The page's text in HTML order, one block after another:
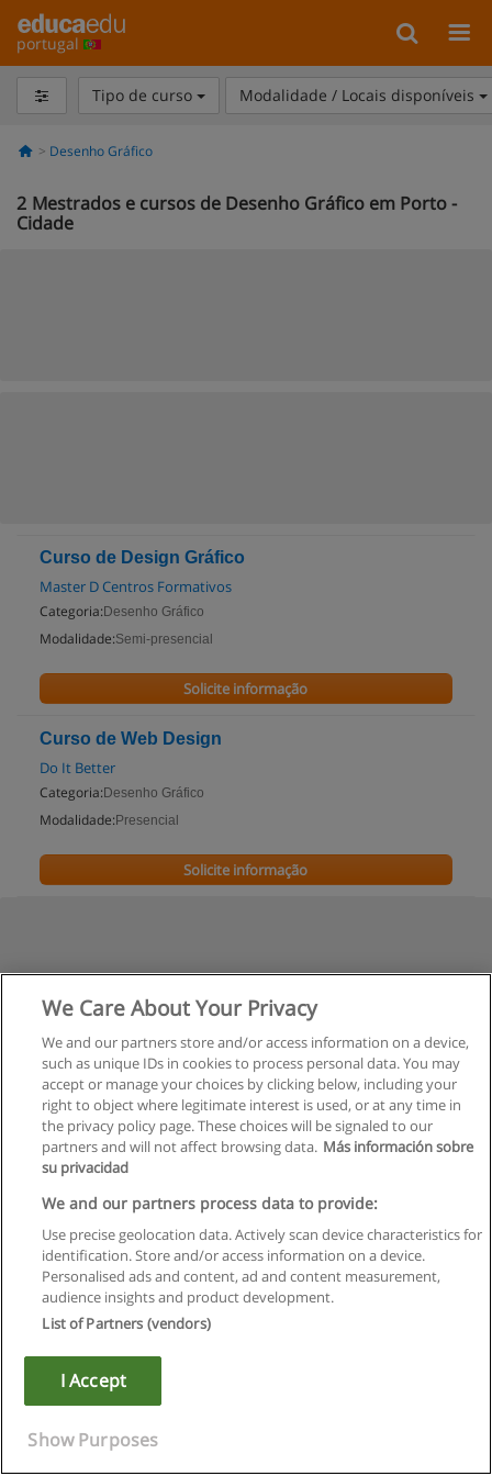
portugal
Tipo de curso Modalidade / Locais disponíveis
Desenho Gráfico
2 Mestrados e cursos de Desenho Gráfico em Porto -
Cidade
Curso de Design Gráfico
Master D Centros Formativos
Categoria: Desenho Gráfico
Modalidade:Semi-presencial
Solicite informação
Curso de Web Design
Do It Better
Categoria: Desenho Gráfico
Modalidade: Presencial
Solicite informação
Regras de uso
Privacidade de dados
Copyright © Educaedu Business S.L. - CIF : B-95610580: -
We Care About Your Privacy
We and our partners store and/or access information on a device,
such as unique IDs in cookies to process personal data. You may
accept or manage your choices by clicking below, including your
right to object where legitimate interest is used, or at any time in
the privacy policy page. These choices will be signaled to our
partners and will not affect browsing data. Más información sobre
su privacidad
We and our partners process data to provide:
Use precise geolocation data. Actively scan device characteristics for
identification. Store and/or access information on a device.
Personalised ads and content, ad and content measurement,
audience insights and product development.
List of Partners (vendors)
I Accept
Show Purposes